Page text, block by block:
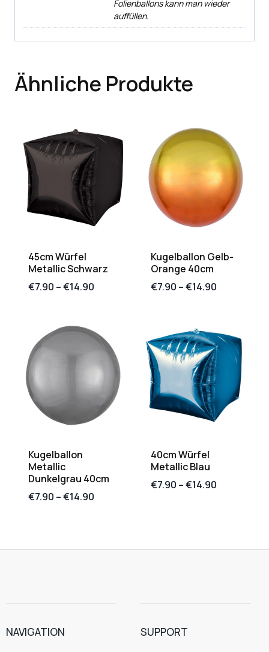
Folienballons kann man wieder
auffüllen.
Ähnliche Produkte
45cm Würfel
Metallic Schwarz
€7.90 –€14.90
Kugelballon Gelb-
Orange 40cm
€7.90 –€14.90
Kugelballon
Metallic
Dunkelgrau 40cm
€7.90 –€14.90
40cm Würfel
Metallic Blau
€7.90 –€14.90
NAVIGATION SUPPORT